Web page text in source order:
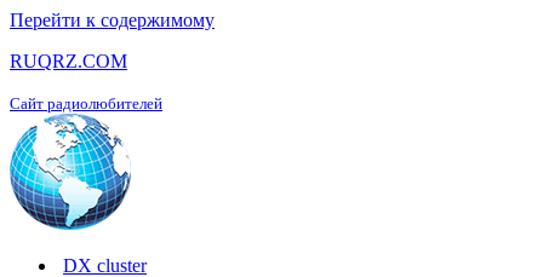
Перейти к содержимому
RUQRZ.COM
Сайт радиолюбителей
DX cluster